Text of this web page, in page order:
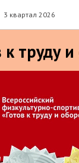
3 квартал 2026
труду